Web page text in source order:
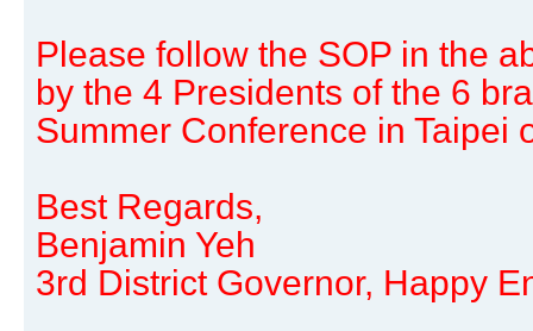
Please follow the SOP in the
by the 4 Presidents of the 6
Summer Conference in Taipei
Best Regards,
Benjamin Yeh
3rd District Governor, Happy